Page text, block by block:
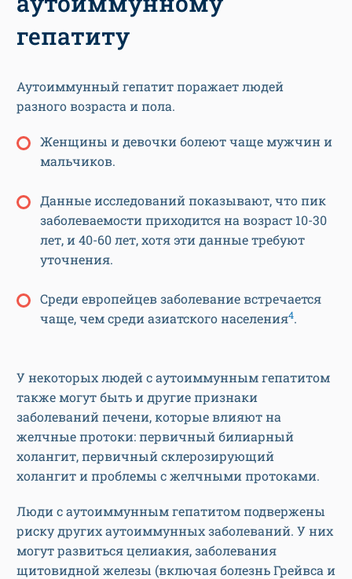
гепатиту
Аутоиммунный гепатит поражает людей
разного возраста и пола.
Женщины и девочки болеют чаще мужчин и
мальчиков.
Данные исследований показывают, что пик
заболеваемости приходится на возраст 10-30
лет, и 40-60 лет, хотя эти данные требуют
уточнения.
Среди европейцев заболевание встречается
чаще, чем среди азиатского населения4.
У некоторых людей с аутоиммунным гепатитом
также могут быть и другие признаки
заболеваний печени, которые влияют на
желчные протоки: первичный билиарный
холангит, первичный склерозирующий
холангит и проблемы с желчными протоками.
Люди с аутоиммунным гепатитом подвержены
риску других аутоиммунных заболеваний. У них
могут развиться целиакия, заболевания
щитовидной железы (включая болезнь Грейвса и